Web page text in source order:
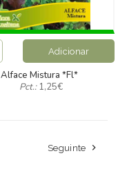
Adicionar
Alface Mistura *fl*
Pct.:1,25€
Seguinte